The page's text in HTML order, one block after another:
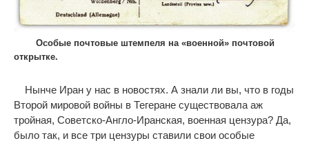
Особые почтовые штемпеля на «военной» почтовой
открытке.
Нынче Иран у нас в новостях. А знали ли вы, что в годы
Второй мировой войны в Тегеране существовала аж
тройная, Советско-Англо-Иранская, военная цензура? Да,
было так, и все три цензуры ставили свои особые